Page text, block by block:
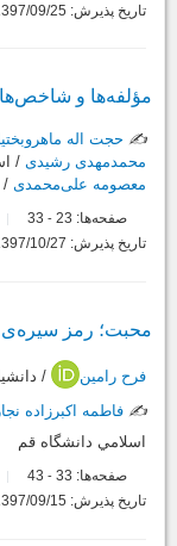
تاریخ پذیرش: 1397/09/25
مؤلفه‌ها و
✍️ حجت اله
محمدمهدی رشیدی /
معصومه علی‌محمدی /
صفحه‌ها: 23
-
تاریخ پذیرش: 1397/10/27
محبت؛ رمز سیره‌ی
فرح رامین
/
✍️ فاطمه اکبرزاده نجار
اسلامي دانشگاه قم
صفحه‌ها: 33
-
تاریخ پذیرش: 1397/09/15